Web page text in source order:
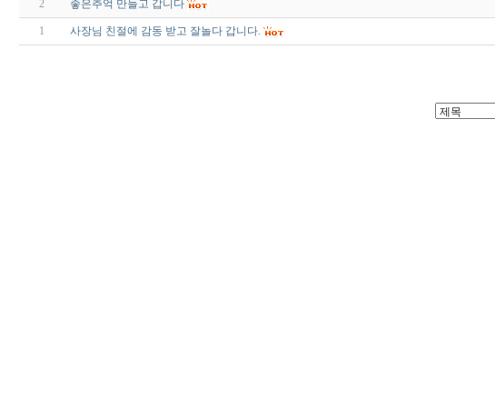
2 좋은추억 만들고 갑니다
1 사장님 친절에 감동 받고 잘놀다 갑니다.